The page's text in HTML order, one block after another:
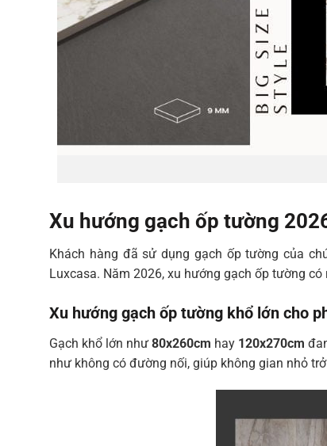
Xu hướng gạch ốp tường
Khách hàng đã sử dụng gạch ốp tường của
Luxcasa. Năm 2026, xu hướng gạch ốp tường
Xu hướng gạch ốp tường khổ lớn cho
Gạch khổ lớn như 80x260cm hay 120x270cm
như không có đường nối, giúp không gian nhỏ